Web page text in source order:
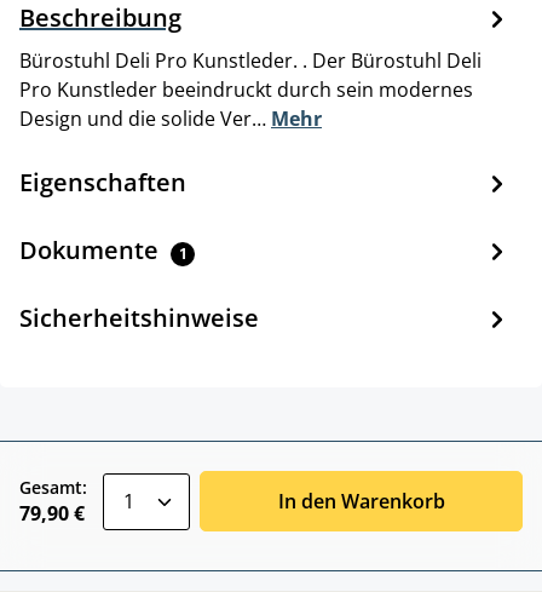
Beschreibung
Bürostuhl Deli Pro Kunstleder. . Der Bürostuhl Deli
Pro Kunstleder beeindruckt durch sein modernes
Design und die solide Ver… Mehr
Eigenschaften
Dokumente 1
Sicherheitshinweise
Gesamt:
79,90 € In den Warenkorb